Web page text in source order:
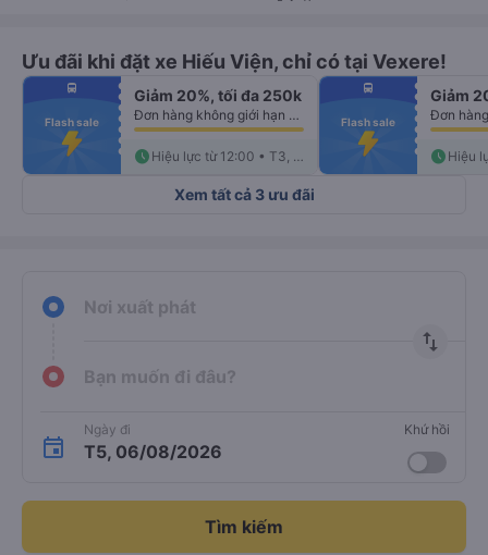
Ưu đãi khi đặt xe Hiếu Viện, chỉ có tại Vexere!
fiber_manual_record
fiber_manual_record
fiber_manual_record
fiber_manual_record
fiber_manual_record
fiber_manual_record
fiber_manual_record
directions_bus
Flash sale
Giảm 20%, tối đa 250k
Đơn hàng không giới hạn số lượng vé
schedule Hiệu lực từ 12:00 • T3, 11/08
fiber_manual_record
fiber_manual_record
fiber_manual_record
fiber_manual_record
fiber_manual_record
fiber_manual_record
fiber_manual_record
directions_bus
Flash sale
Giảm
schedule
Xem tất cả 3 ưu đãi
Nơi xuất phát
import_export
Bạn muốn đi đâu?
Ngày đi
T5, 06/08/2026
Khứ hồi
Tìm kiếm